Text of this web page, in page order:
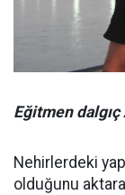
Eğitmen
Nehirlerdeki
olduğunu